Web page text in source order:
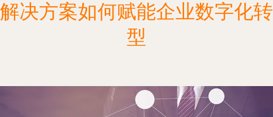
解决方案如何赋能企业数字化转
型